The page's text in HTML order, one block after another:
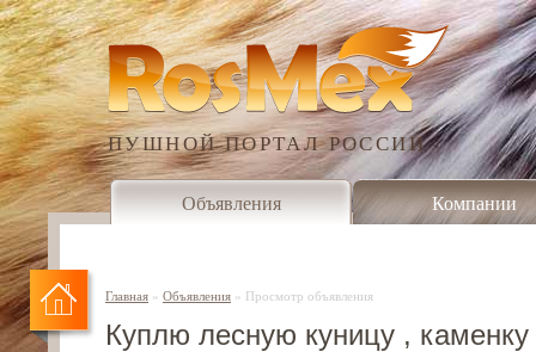
ПУШНОЙ ПОРТАЛ РОССИИ
Объявления Компании
Главная » Объявления » Просмотр объявления
Куплю лесную куницу ,